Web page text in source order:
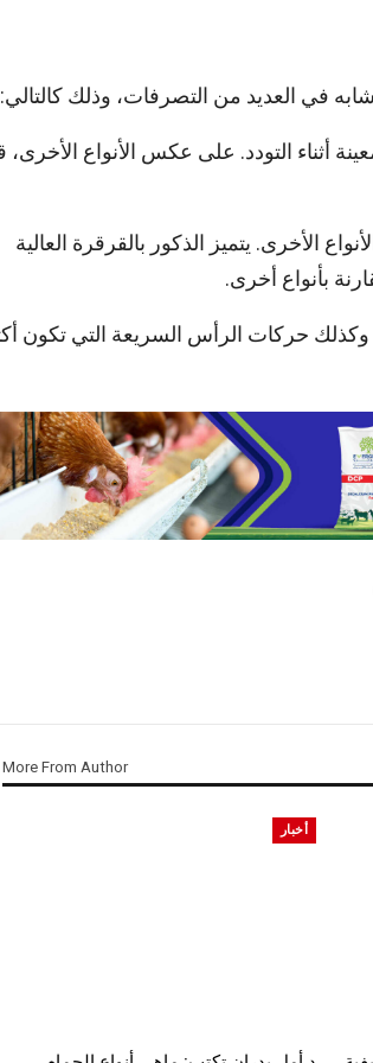
في العديد من التصرفات، وذلك كالتالي:
أثناء التودد. على عكس الأنواع الأخرى،
الأخرى. يتميز الذكور بالقرقرة العالية
بأنواع أخرى.
وكذلك حركات الرأس السريعة التي تكون
More From Author
أخبار